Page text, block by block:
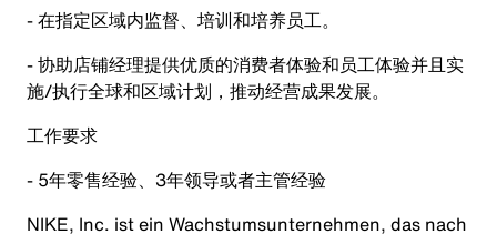
- 在指定区域内监督、培训和培养员工。
- 协助店铺经理提供优质的消费者体验和员工体验并且实
施/执行全球和区域计划，推动经营成果发展。
工作要求
- 5年零售经验、3年领导或者主管经验
NIKE, Inc. ist ein Wachstumsunternehmen, das nach